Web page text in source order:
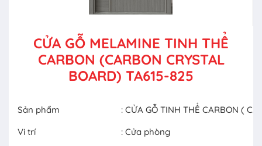
CỬA GỖ MELAMINE TINH THỂ
CARBON (CARBON CRYSTAL
BOARD) TA615-825
Sản phẩm
: CỬA GỖ TINH THỂ CARBON (
Vi trí
: Cửa phòng